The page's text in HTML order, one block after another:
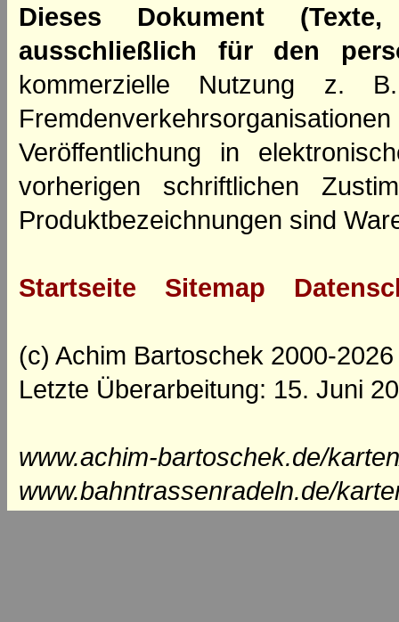
Dieses Dokument
ausschließlich für den
kommerzielle Nutzung z.
Veröffentlichung in
vorherigen schriftlichen
Produktbezeichnungen sind
Startseite Sitemap
(c) Achim Bartoschek 2000-2026
Letzte Überarbeitung: 15. Juni
www.achim-bartoschek.de/
www.bahntrassenradeln.de/